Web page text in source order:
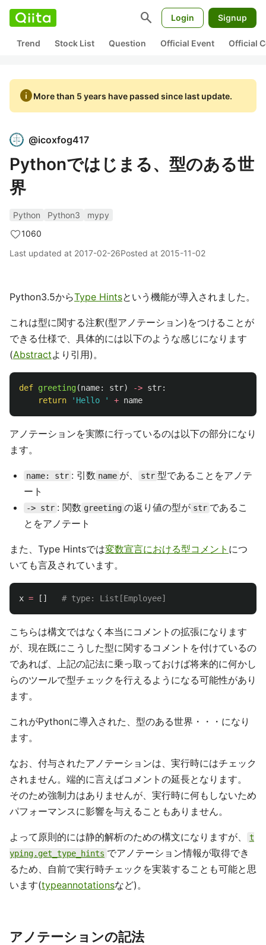
search Login Signup
Trend Stock List Question Official Event Official
infoMore than 5 years have passed since last update.
@icoxfog417
Pythonではじまる、型のある世
界
Python Python3
mypy
1060
Last updated at 2017-02-26Posted at 2015-11-02
Python3.5からType Hintsという機能が導入されました。
これは型に関する注釈(型アノテーション)をつけることが
できる仕様で、具体的には以下のような感じになります
(Abstractより引用)。
def greeting(name: str) -> str:
return
' Hello ' + name
アノテーションを実際に行っているのは以下の部分になり
ます。
name: str : 引数 name が、 str 型であることをアノテ
ート
-> str : 関数 greeting の返り値の型が str であるこ
とをアノテート
また、Type Hintsでは変数宣言における型コメント につ
いても言及されています。
x = []
こちらは構文ではなく本当にコメントの拡張になります
が、現在既にこうした型に関するコメントを付けているの
であれば、上記の記法に乗っ取っておけば将来的に何かし
らのツールで型チェックを行えるようになる可能性があり
ます。
これがPythonに導入された、型のある世界・・・になり
ます。
なお、付与されたアノテーションは、実行時にはチェック
されません。端的に言えばコメントの延長となります。
そのため強制力はありませんが、実行時に何もしないため
パフォーマンスに影響を与えることもありません。
よって原則的には静的解析のための構文になりますが、
t
yping.get_type_hints でアノテーション情報が取得でき
るため、自前で実行時チェックを実装することも可能と思
います(typeannotationsなど)。
アノテーションの記法